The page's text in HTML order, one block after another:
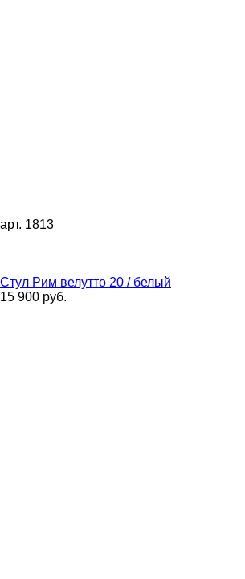
арт. 1813
Стул Рим велутто 20 / белый
15 900 руб.